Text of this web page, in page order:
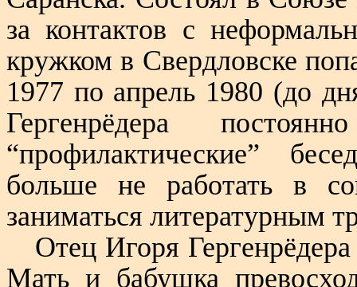
за контактов с
кружком в Свердловске
1977 по апрель 1980 (до
Гергенрёдера
“профилактические”
больше не работать в
заниматься литературным
Отец Игоря
Мать и бабушка